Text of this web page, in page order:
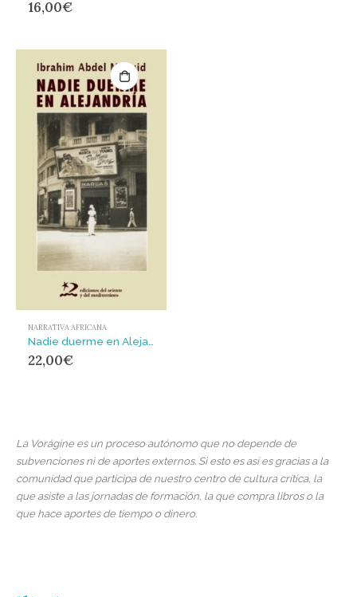
16,00€
NARRATIVA AFRICANA
Nadie duerme en Alejandría
22,00€
La Vorágine es un proceso autónomo que no depende de
subvenciones ni de aportes externos. Si esto es así es gracias a la
comunidad que participa de nuestro centro de cultura crítica, la
que asiste a las jornadas de formación, la que compra libros o la
que hace aportes de tiempo o dinero.